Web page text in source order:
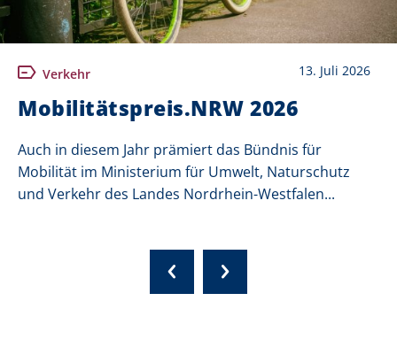
Verkehr 13. Juli 2026
Mobilitätspreis.NRW 2026
Auch in diesem Jahr prämiert das Bündnis für
Mobilität im Ministerium für Umwelt, Naturschutz
und Verkehr des Landes Nordrhein-Westfalen...